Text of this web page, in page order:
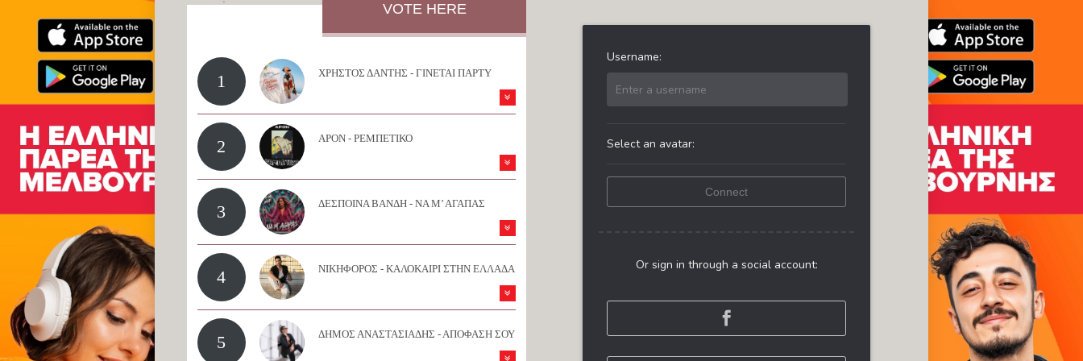
VOTE HERE
1 ΧΡΗΣΤΟΣ ΔΑΝΤΗΣ - ΓΙΝΕΤΑΙ ΠΑΡΤΥ
2 APON - ΡΕΜΠΕΤΙΚΟ
3 ΔΕΣΠΟΙΝΑ ΒΑΝΔΗ - ΝΑ Μ’ ΑΓΑΠΑΣ
4 ΝΙΚΗΦΟΡΟΣ - ΚΑΛΟΚΑΙΡΙ ΣΤΗΝ ΕΛΛΑΔΑ
5 ΔΗΜΟΣ ΑΝΑΣΤΑΣΙΑΔΗΣ - ΑΠΟΦΑΣΗ ΣΟΥ